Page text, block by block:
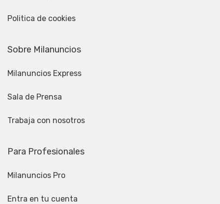
Politica de cookies
Sobre Milanuncios
Milanuncios Express
Sala de Prensa
Trabaja con nosotros
Para Profesionales
Milanuncios Pro
Entra en tu cuenta